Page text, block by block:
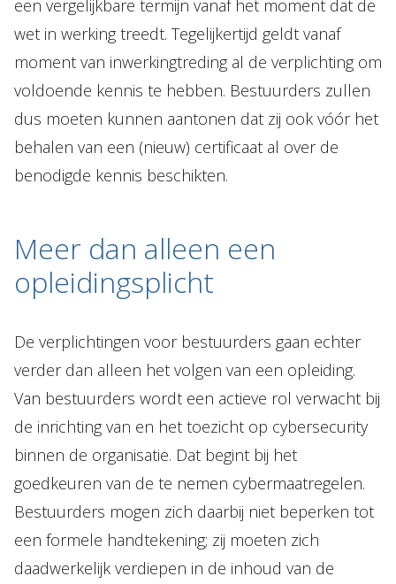
een vergelijkbare termijn vanaf het moment dat de
wet in werking treedt. Tegelijkertijd geldt vanaf
moment van inwerkingtreding al de verplichting om
voldoende kennis te hebben. Bestuurders zullen
dus moeten kunnen aantonen dat zij ook vóór het
behalen van een (nieuw) certificaat al over de
benodigde kennis beschikten.
Meer dan alleen een
opleidingsplicht
De verplichtingen voor bestuurders gaan echter
verder dan alleen het volgen van een opleiding.
Van bestuurders wordt een actieve rol verwacht bij
de inrichting van en het toezicht op cybersecurity
binnen de organisatie. Dat begint bij het
goedkeuren van de te nemen cybermaatregelen.
Bestuurders mogen zich daarbij niet beperken tot
een formele handtekening; zij moeten zich
daadwerkelijk verdiepen in de inhoud van de